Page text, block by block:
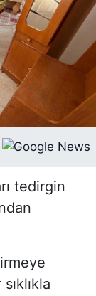
tedirgin